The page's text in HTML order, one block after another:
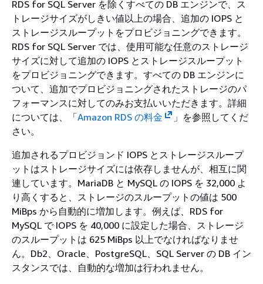
RDS for SQL Server を除くすべての DB エンジンで、ス
トレージサイズがしきい値以上の場合、追加の IOPS と
ストレージスループットをプロビジョニングできます。
RDS for SQL Server では、使用可能な任意のストレージ
サイズに対して追加の IOPS とストレージスループット
をプロビジョニングできます。すべての DB エンジンに
ついて、追加でプロビジョニングされたストレージのパ
フォーマンスに対してのみお支払いいただきます。詳細
については、「Amazon RDS の料金
」を参照してくだ
さい。
追加されるプロビジョンド IOPS とストレージスループ
ットはストレージサイズには依存しませんが、相互に関
連しています。MariaDB と MySQL の IOPS を 32,000 よ
り高くすると、ストレージのスループットの値は 500
MiBps から自動的に増加します。例えば、RDS for
MySQL で IOPS を 40,000 に設定した場合、ストレージ
のスループットは 625 MiBps 以上でなければなりませ
ん。Db2、Oracle、PostgreSQL、SQL Server の DB イン
スタンスでは、自動的な増加は行われません。